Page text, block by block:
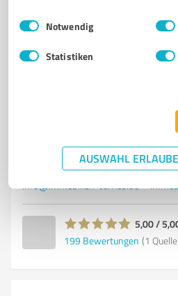
Impressum
Einwilligungsauswahl
Notwendig
Statistiken
AUSWAHL
Vermietung von Immobilien
IMMOBILIENMAKLER IMMOBILIENVERKAUF
Rickertstraße 5-7, 66386 St.
info@immobilien-ternes.de
5,00 /
199 Bewertungen (1